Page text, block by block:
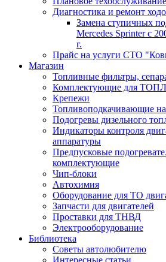
Диагностика и ремонт
Замена ступичных
Mercedes Sprinter c
г.
Прайс на услуги СТО
Магазин
Топливные фильтры,
Комплектующие для
Крепежи
Топливоподкачивающие
Подогревы дизельного
Индикаторы контроля
аппаратуры
Предпусковые
комплектующие
Чип-блоки
Автохимия
Оборудование для ТО
Запчасти для двигателей
Проставки для ТНВД
Электрооборудование
Библиотека
Советы автолюбителю
Интересные статьи